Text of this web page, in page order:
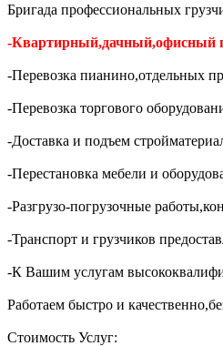
Бригада профессиональных
-Квартирный,дачный,офисный
-Перевозка пианино,отдельных
-Перевозка торгового
-Доставка и подъем
-Перестановка мебели и
-Разгрузо-погрузочные
-Транспорт и грузчиков
-К Вашим услугам
Работаем быстро и
Стоимость Услуг: